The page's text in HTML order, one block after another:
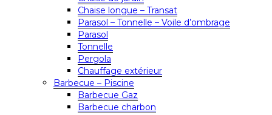
Chaise longue – Transat
Parasol – Tonnelle – Voile d’ombrage
Parasol
Tonnelle
Pergola
Chauffage extérieur
Barbecue – Piscine
Barbecue Gaz
Barbecue charbon